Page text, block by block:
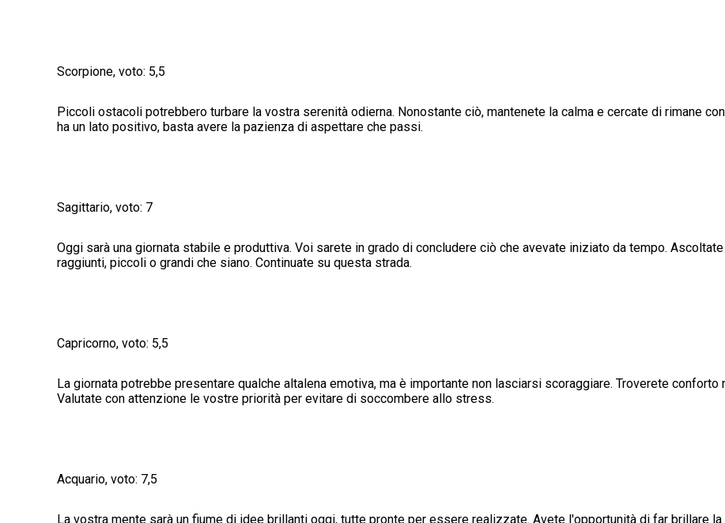
Scorpione, voto: 5,5
Piccoli ostacoli potrebbero turbare la vostra serenità odierna. Nonostante ciò, mantenete la calma e cercate di rimane
ha un lato positivo, basta avere la pazienza di aspettare che passi.
Sagittario, voto: 7
Oggi sarà una giornata stabile e produttiva. Voi sarete in grado di concludere ciò che avevate iniziato da tempo.
raggiunti, piccoli o grandi che siano. Continuate su questa strada.
Capricorno, voto: 5,5
La giornata potrebbe presentare qualche altalena emotiva, ma è importante non lasciarsi scoraggiare. Troverete
Valutate con attenzione le vostre priorità per evitare di soccombere allo stress.
Acquario, voto: 7,5
La vostra mente sarà un fiume di idee brillanti oggi, tutte pronte per essere realizzate. Avete l'opportunità di far brillare